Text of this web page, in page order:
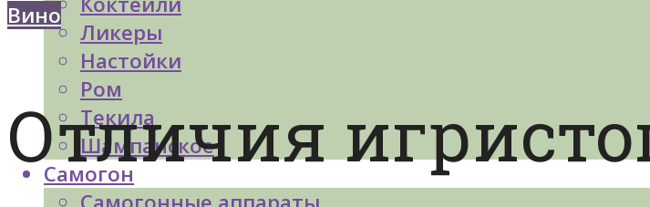
Ликеры
Настойки
Ром
Текила
Шампанское
Самогон
Вино
Отличия